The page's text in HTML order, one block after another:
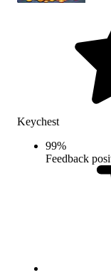
Keychest
99%
Feedback